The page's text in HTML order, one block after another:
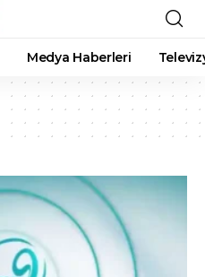
Medya Haberleri